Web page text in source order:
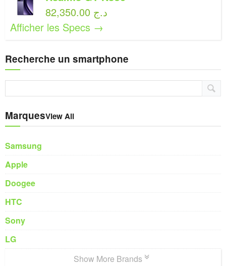
82,350.00 د.ج
Afficher les Specs →
Recherche un smartphone
MarquesView All
Samsung
Apple
Doogee
HTC
Sony
LG
Show More Brands